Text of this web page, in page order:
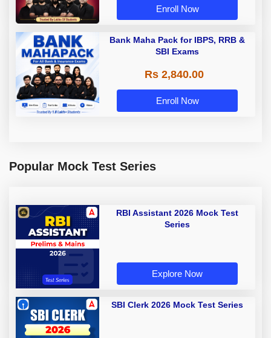
Enroll Now
Bank Maha Pack for IBPS, RRB &
SBI Exams
Rs 2,840.00
Enroll Now
Popular Mock Test Series
RBI Assistant 2026 Mock Test
Series
Explore Now
SBI Clerk 2026 Mock Test Series